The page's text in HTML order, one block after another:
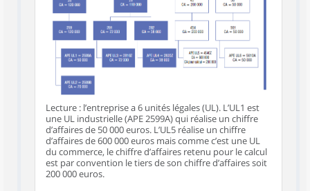
Lecture : l’entreprise a 6 unités légales (UL). L’UL1 est
une UL industrielle (APE 2599A) qui réalise un chiffre
d’affaires de 50 000 euros. L’UL5 réalise un chiffre
d’affaires de 600 000 euros mais comme c’est une UL
du commerce, le chiffre d’affaires retenu pour le calcul
est par convention le tiers de son chiffre d’affaires soit
200 000 euros.